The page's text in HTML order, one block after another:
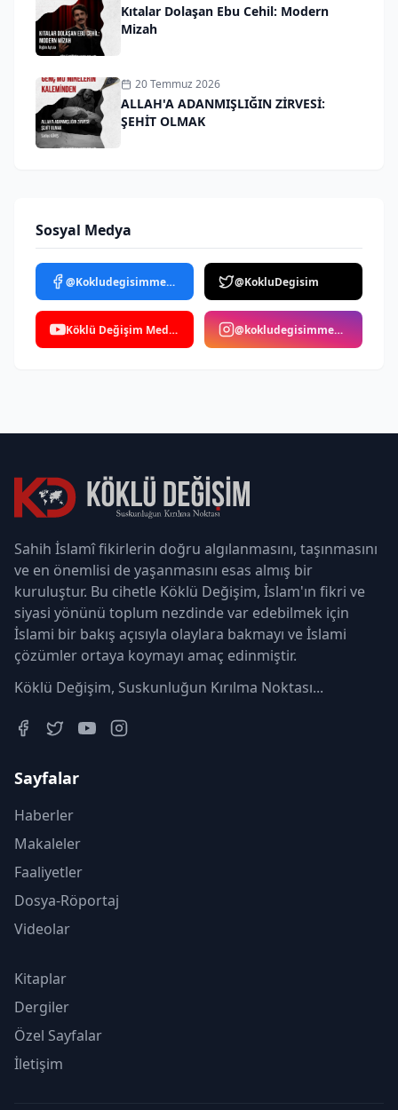
Kıtalar Dolaşan Ebu Cehil: Modern
Mizah
20 Temmuz 2026
ALLAH'A ADANMIŞLIĞIN ZİRVESİ:
ŞEHİT OLMAK
Sosyal Medya
@Kokludegisimmedya @KokluDegisim
Köklü Değişim Medya @kokludegisimmedya
Sahih İslamî fikirlerin doğru algılanmasını, taşınmasını
ve en önemlisi de yaşanmasını esas almış bir
kuruluştur. Bu cihetle Köklü Değişim, İslam'ın fikri ve
siyasi yönünü toplum nezdinde var edebilmek için
İslami bir bakış açısıyla olaylara bakmayı ve İslami
çözümler ortaya koymayı amaç edinmiştir.
Köklü Değişim, Suskunluğun Kırılma Noktası...
Sayfalar
Haberler
Makaleler
Faaliyetler
Dosya-Röportaj
Videolar
Kitaplar
Dergiler
Özel Sayfalar
İletişim